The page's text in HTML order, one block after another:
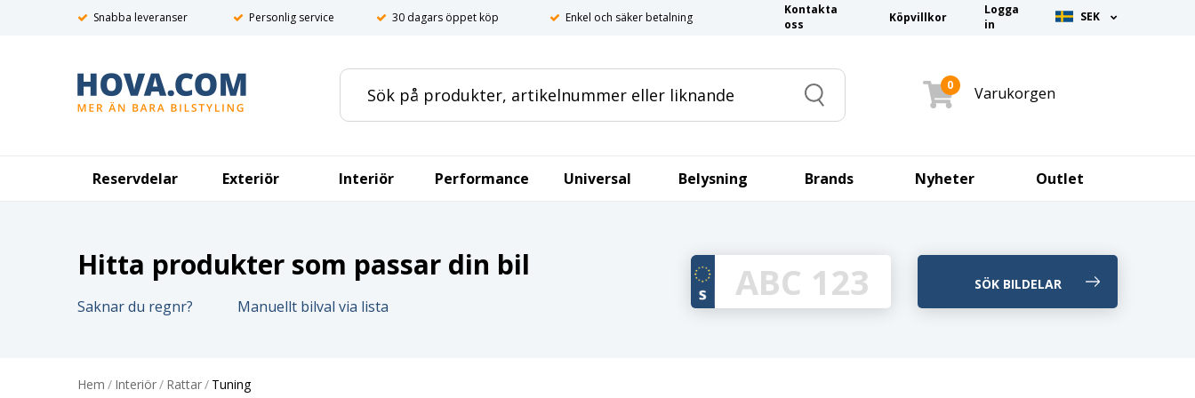
Snabba leveranser Personlig service 30 dagars öppet köp Enkel och säker betalning
Kontakta
oss
Köpvillkor
Logga
in
SEK
Search
0 Varukorgen
Reservdelar Exteriör Interiör Performance Universal Belysning Brands Nyheter Outlet
Hitta produkter som passar din bil
Saknar du regnr? Manuellt bilval via lista
Hem / Interiör/ Rattar/ Tuning